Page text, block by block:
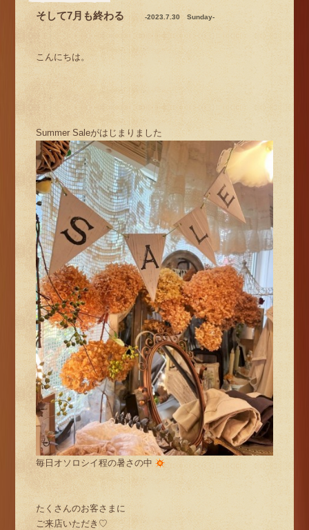
そして7月も終わる -2023.7.30 Sunday-
こんにちは。
Summer Saleがはじまりました
毎日オソロシイ程の暑さの中
たくさんのお客さまに
ご来店いただき♡